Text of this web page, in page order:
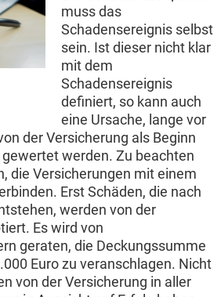
muss das
Schadensereignis selbst
sein. Ist dieser nicht klar
mit dem
Schadensereignis
definiert, so kann auch
eine Ursache, lange vor
der Versicherung als Beginn
werden. Zu beachten
die Versicherungen mit einem
Erst Schäden, die nach
werden von der
Es wird von
geraten, die Deckungssumme
Euro zu veranschlagen. Nicht
von der Versicherung in aller